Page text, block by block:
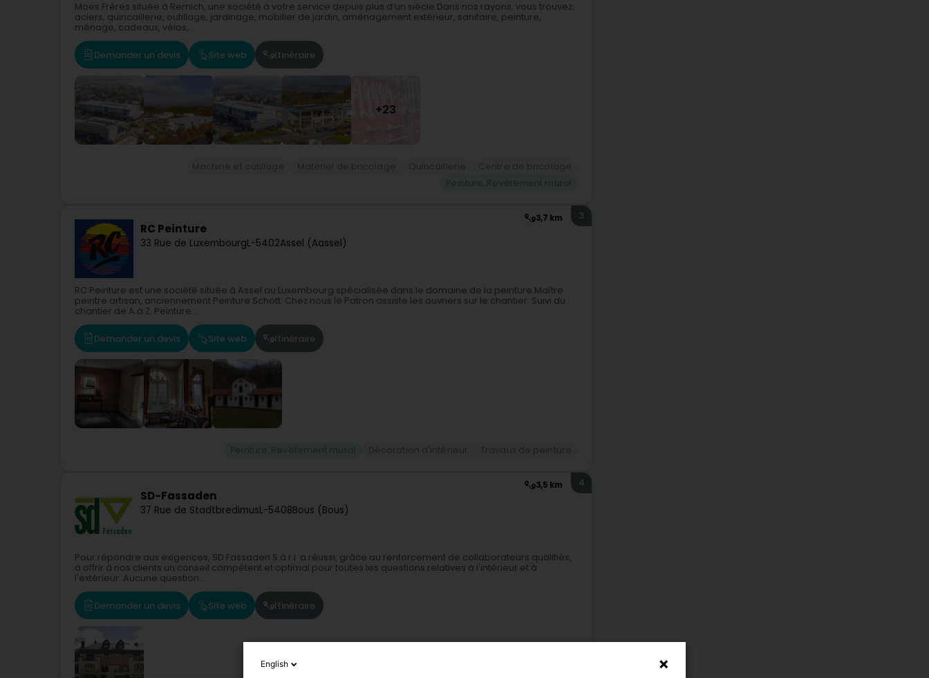
Moes Frères située à Remich, une société à votre service depuis plus d’un siècle.Dans nos rayons, vous trouvez:
aciers, quincaillerie, outillage, jardinage, mobilier de jardin, aménagement extérieur, sanitaire, peinture,
ménage, cadeaux, vélos,...
Demander un devis Site web Itinéraire
+23
3,7 km
RC Peinture
33 Rue de LuxembourgL-5402Assel (Aassel)
3
RC Peinture est une société située à Assel au Luxembourg spécialisée dans le domaine de la peinture.Maître
peintre artisan, anciennement Peinture Schott. Chez nous le Patron assiste les ouvriers sur le chantier. Suivi du
chantier de A à Z. Peinture...
Demander un devis Site web Itinéraire
3,5 km
SD-Fassaden
37 Rue de StadtbredimusL-5408Bous (Bous)
4
Pour répondre aux exigences, SD Fassaden S.à r.l. a réussi, grâce au renforcement de collaborateurs qualifiés,
à offrir à nos clients un conseil compétent et optimal pour toutes les questions relatives à l'intérieur et à
l'extérieur. Aucune question...
Demander un devis Site web Itinéraire
English